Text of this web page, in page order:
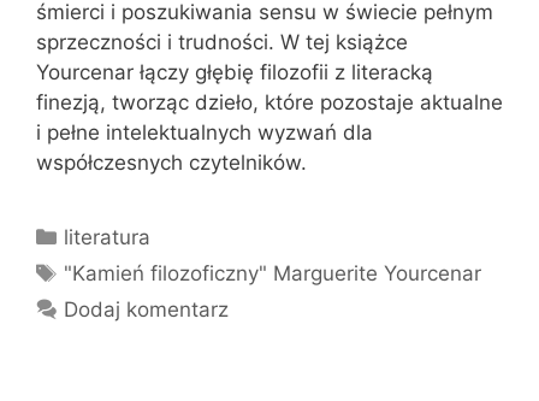
śmierci i poszukiwania sensu w świecie pełnym
sprzeczności i trudności. W tej książce
Yourcenar łączy głębię filozofii z literacką
finezją, tworząc dzieło, które pozostaje aktualne
i pełne intelektualnych wyzwań dla
współczesnych czytelników.
Kategorie
literatura
Tagi
"Kamień filozoficzny" Marguerite Yourcenar
Dodaj komentarz